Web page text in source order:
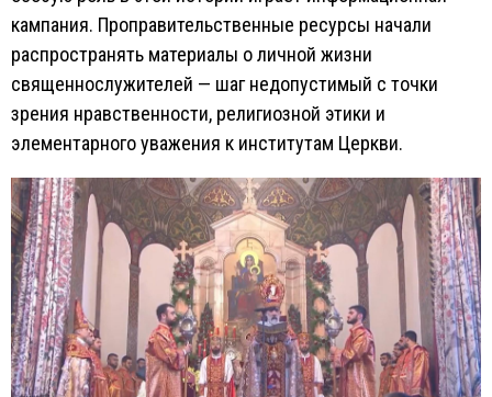
кампания. Проправительственные ресурсы начали
распространять материалы о личной жизни
священнослужителей — шаг недопустимый с точки
зрения нравственности, религиозной этики и
элементарного уважения к институтам Церкви.